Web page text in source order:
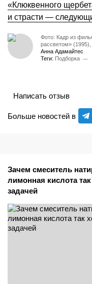
«Клюквенного
и страсти —
Фото: Кадр из
рассветом»
Анна Адамайтес
Теги: Подборка
Больше новостей в
Написать отзыв
Зачем смеситель
лимонная кислота
задачей